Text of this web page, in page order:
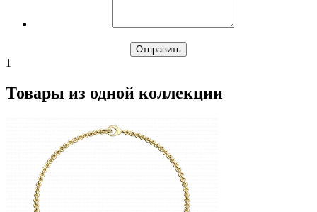
1
Товары из одной коллекции